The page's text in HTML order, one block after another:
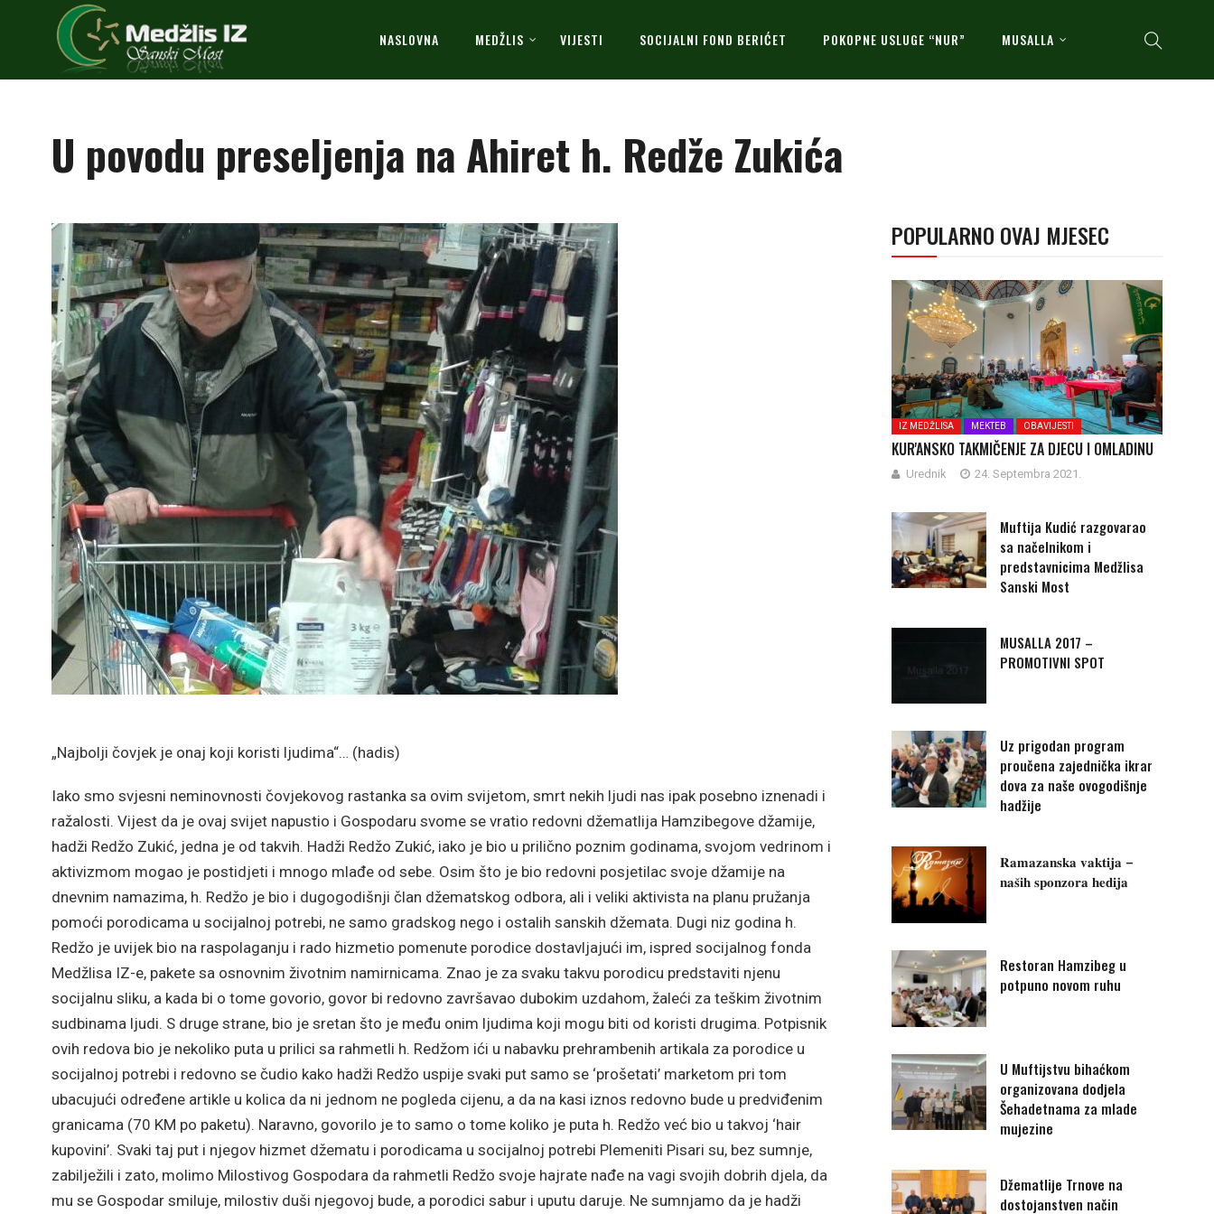
NASLOVNA MEDŽLIS VIJESTI SOCIJALNI FOND BERIĆET POKOPNE USLUGE “NUR” MUSALLA
U povodu preseljenja na Ahiret h. Redže Zukića
„Najbolji čovjek je onaj koji koristi ljudima“… (hadis)
Iako smo svjesni neminovnosti čovjekovog rastanka sa ovim svijetom, smrt nekih ljudi nas ipak posebno iznenadi i
ražalosti. Vijest da je ovaj svijet napustio i Gospodaru svome se vratio redovni džematlija Hamzibegove džamije,
hadži Redžo Zukić, jedna je od takvih. Hadži Redžo Zukić, iako je bio u prilično poznim godinama, svojom vedrinom i
aktivizmom mogao je postidjeti i mnogo mlađe od sebe. Osim što je bio redovni posjetilac svoje džamije na
dnevnim namazima, h. Redžo je bio i dugogodišnji član džematskog odbora, ali i veliki aktivista na planu pružanja
pomoći porodicama u socijalnoj potrebi, ne samo gradskog nego i ostalih sanskih džemata. Dugi niz godina h.
Redžo je uvijek bio na raspolaganju i rado hizmetio pomenute porodice dostavljajući im, ispred socijalnog fonda
Medžlisa IZ-e, pakete sa osnovnim životnim namirnicama. Znao je za svaku takvu porodicu predstaviti njenu
socijalnu sliku, a kada bi o tome govorio, govor bi redovno završavao dubokim uzdahom, žaleći za teškim životnim
sudbinama ljudi. S druge strane, bio je sretan što je među onim ljudima koji mogu biti od koristi drugima. Potpisnik
ovih redova bio je nekoliko puta u prilici sa rahmetli h. Redžom ići u nabavku prehrambenih artikala za porodice u
socijalnoj potrebi i redovno se čudio kako hadži Redžo uspije svaki put samo se ‘prošetati’ marketom pri tom
ubacujući određene artikle u kolica da ni jednom ne pogleda cijenu, a da na kasi iznos redovno bude u predviđenim
granicama (70 KM po paketu). Naravno, govorilo je to samo o tome koliko je puta h. Redžo već bio u takvoj ‘hair
kupovini’. Svaki taj put i njegov hizmet džematu i porodicama u socijalnoj potrebi Plemeniti Pisari su, bez sumnje,
zabilježili i zato, molimo Milostivog Gospodara da rahmetli Redžo svoje hajrate nađe na vagi svojih dobrih djela, da
mu se Gospodar smiluje, milostiv duši njegovoj bude, a porodici sabur i uputu daruje. Ne sumnjamo da je hadži
POPULARNO OVAJ MJESEC
IZ MEDŽLISA MEKTEB OBAVIJESTI
KUR'ANSKO TAKMIČENJE ZA DJECU I OMLADINU
Urednik 24. Septembra 2021.
Muftija Kudić razgovarao
sa načelnikom i
predstavnicima Medžlisa
Sanski Most
MUSALLA 2017 –
PROMOTIVNI SPOT
Uz prigodan program
proučena zajednička ikrar
dova za naše ovogodišnje
hadžije
𝐑𝐚𝐦𝐚𝐳𝐚𝐧𝐬𝐤𝐚 𝐯𝐚𝐤𝐭𝐢𝐣𝐚 –
𝐧𝐚𝐬̌𝐢𝐡 𝐬𝐩𝐨𝐧𝐳𝐨𝐫𝐚 𝐡𝐞𝐝𝐢𝐣𝐚
Restoran Hamzibeg u
potpuno novom ruhu
U Muftijstvu bihaćkom
organizovana dodjela
Šehadetnama za mlade
mujezine
Džematlije Trnove na
dostojanstven način